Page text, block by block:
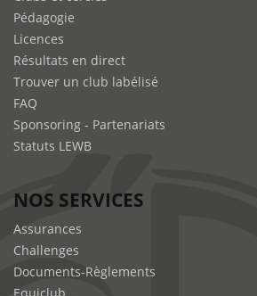
Pédagogie
Licences
Résultats en direct
Trouver un club labélisé
FAQ
Sponsoring - Partenariats
Statuts LEWB
NOS SERVICES
Assurances
Challenges
Documents-Règlements